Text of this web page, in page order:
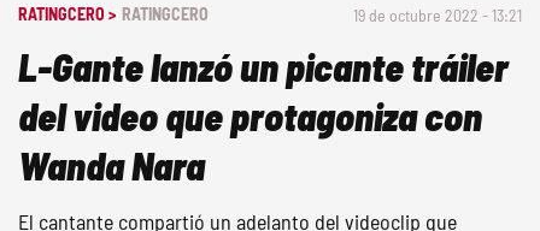
RATINGCERO > RATINGCERO 19 de octubre 2022 - 13:21
L-Gante lanzó un picante tráiler
del video que protagoniza con
Wanda Nara
El cantante compartió un adelanto del videoclip que